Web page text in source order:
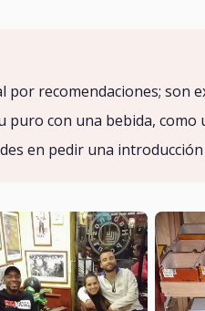
por recomendaciones; son
puro con una bebida,
en pedir una